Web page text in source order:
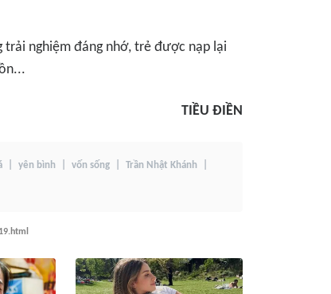
trải nghiệm đáng nhớ, trẻ được nạp lại
TIỀU ĐIỀN
yên bình vốn sống Trần Nhật Khánh